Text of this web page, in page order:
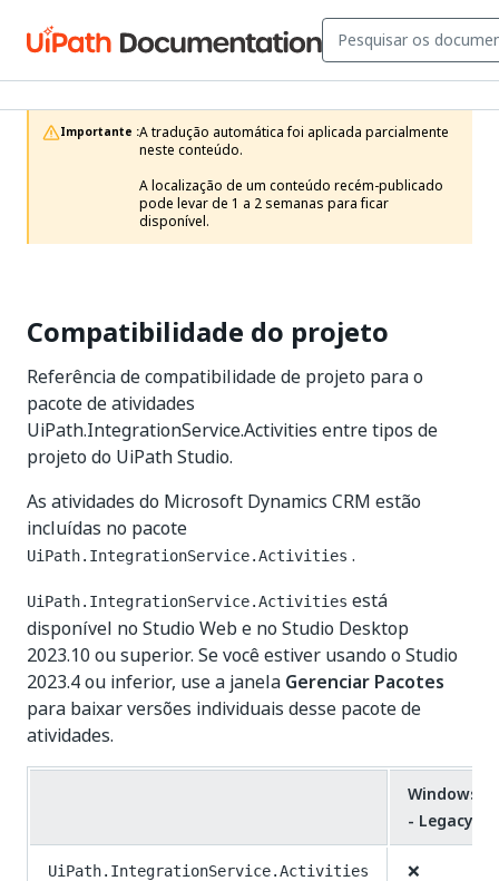
Importante :A tradução automática foi aplicada parcialmente
neste conteúdo.
A localização de um conteúdo recém-publicado
pode levar de 1 a 2 semanas para ficar
disponível.
Compatibilidade do projeto
Referência de compatibilidade de projeto para o
pacote de atividades
UiPath.IntegrationService.Activities entre tipos de
projeto do UiPath Studio.
As atividades do Microsoft Dynamics CRM estão
incluídas no pacote
UiPath.IntegrationService.Activities .
UiPath.IntegrationService.Activities está
disponível no Studio Web e no Studio Desktop
2023.10 ou superior. Se você estiver usando o Studio
2023.4 ou inferior, use a janela Gerenciar Pacotes
para baixar versões individuais desse pacote de
atividades.
Windows
- Legacy
UiPath.IntegrationService.Activities ❌